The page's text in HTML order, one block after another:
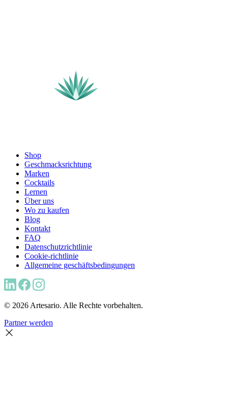
Shop
Geschmacksrichtung
Marken
Cocktails
Lernen
Über uns
Wo zu kaufen
Blog
Kontakt
FAQ
Datenschutzrichtlinie
Cookie-richtlinie
Allgemeine geschäftsbedingungen
© 2026 Artesario. Alle Rechte vorbehalten.
Partner werden